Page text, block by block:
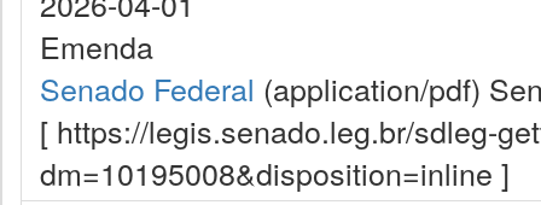
Emenda
Senado Federal (application/pdf)
[ https://legis.senado.leg.br/sdleg-
dm=10195008&disposition=inline ]